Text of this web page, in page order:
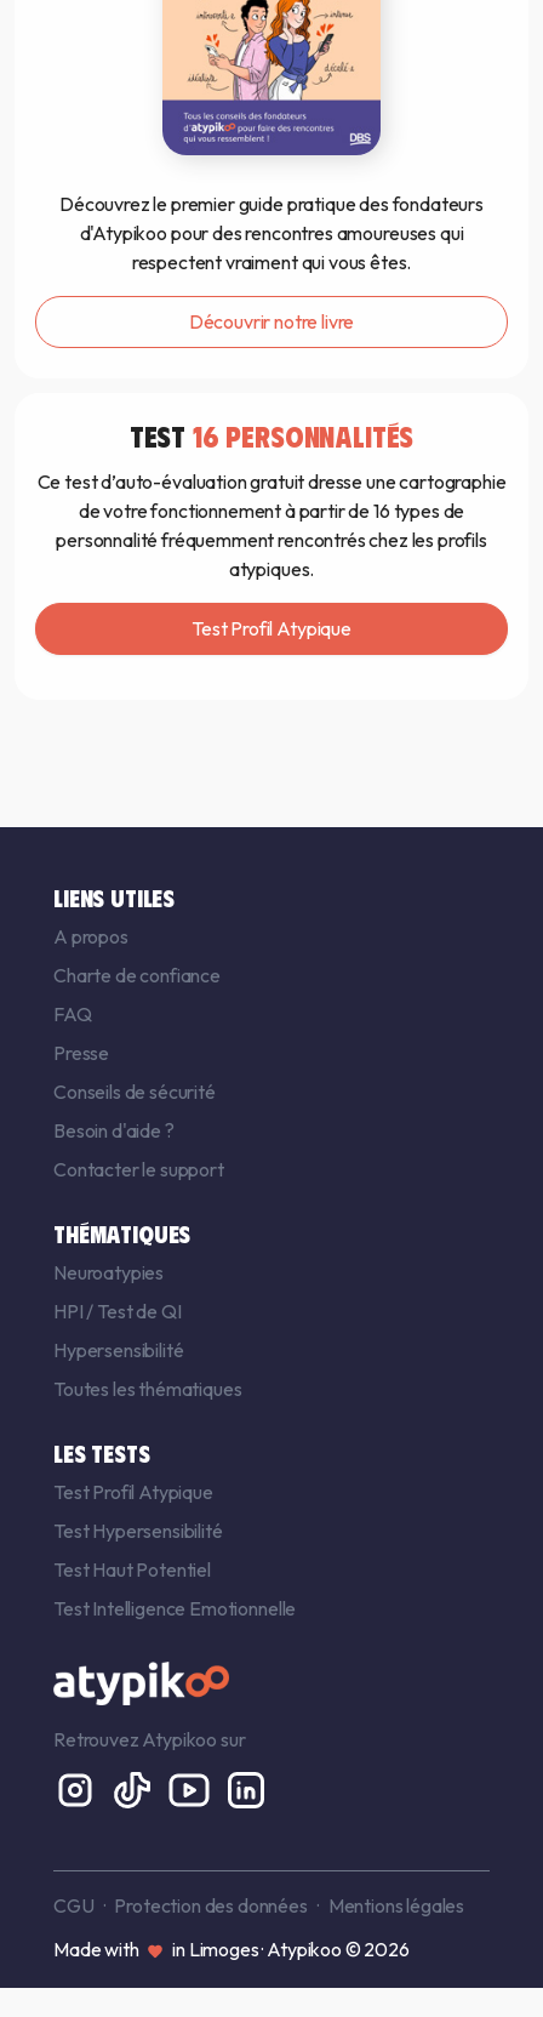
Découvrez le premier guide pratique des fondateurs
d'Atypikoo pour des rencontres amoureuses qui
respectent vraiment qui vous êtes.
Découvrir notre livre
TEST 16 PERSONNALITÉS
Ce test d’auto-évaluation gratuit dresse une cartographie
de votre fonctionnement à partir de 16 types de
personnalité fréquemment rencontrés chez les profils
atypiques.
Test Profil Atypique
LIENS UTILES
A propos
Charte de confiance
FAQ
Presse
Conseils de sécurité
Besoin d'aide ?
Contacter le support
THÉMATIQUES
Neuroatypies
HPI / Test de QI
Hypersensibilité
Toutes les thématiques
LES TESTS
Test Profil Atypique
Test Hypersensibilité
Test Haut Potentiel
Test Intelligence Emotionnelle
Retrouvez Atypikoo sur
CGU Protection des données
Mentions légales
Made with
in Limoges · Atypikoo © 2026